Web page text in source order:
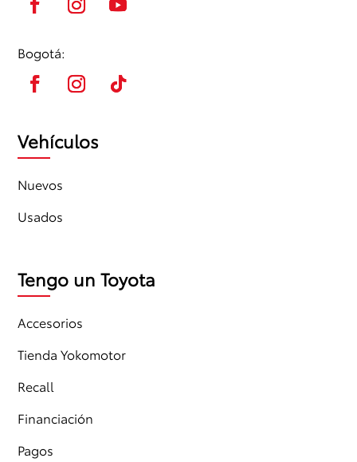
Bogotá:
Vehículos
Nuevos
Usados
Tengo un Toyota
Accesorios
Tienda Yokomotor
Recall
Financiación
Pagos